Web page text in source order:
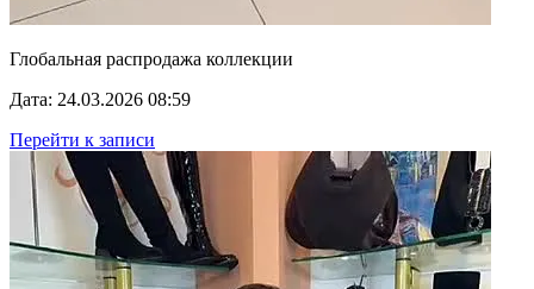
Глобальная распродажа коллекции
Дата: 24.03.2026 08:59
Перейти к записи